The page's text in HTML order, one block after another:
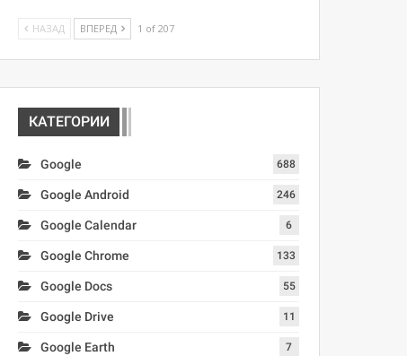
НАЗАД ВПЕРЕД 1 of 207
КАТЕГОРИИ
Google 688
Google Android 246
Google Calendar 6
Google Chrome 133
Google Docs 55
Google Drive 11
Google Earth 7